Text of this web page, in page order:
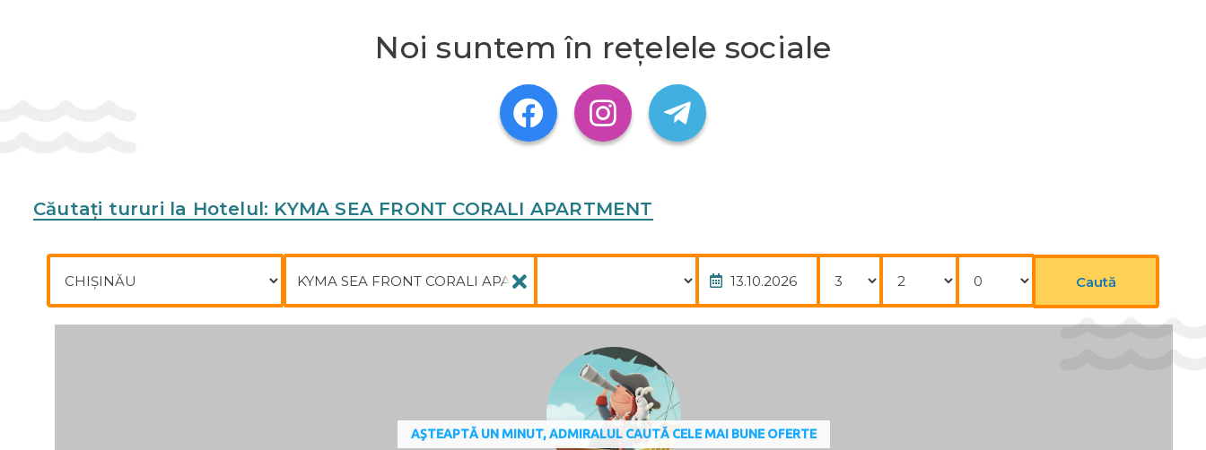
FACILITĂŢI
Noi suntem în rețelele sociale
Căutați tururi la Hotelul: KYMA SEA FRONT CORALI APARTMENT
Caută
AȘTEAPTĂ UN MINUT, ADMIRALUL CAUTĂ CELE MAI BUNE OFERTE